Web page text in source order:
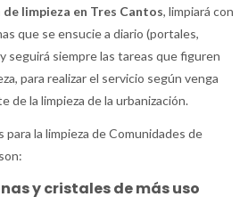
de limpieza en Tres Cantos, limpiará con
que se ensucie a diario (portales,
seguirá siempre las tareas que figuren
para realizar el servicio según venga
de la limpieza de la urbanización.
para la limpieza de Comunidades de
son:
y cristales de más uso